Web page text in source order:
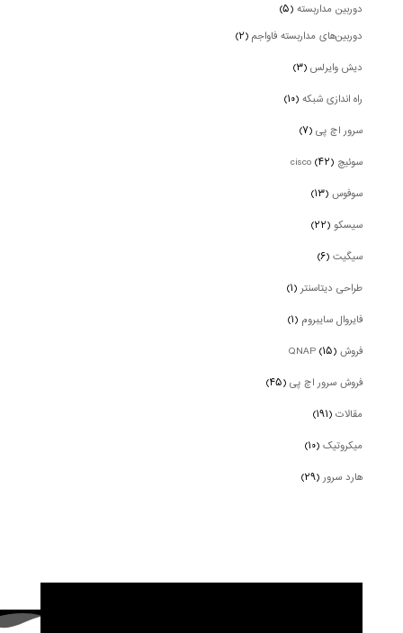
دوربین‌ مداربسته(۵)
دوربین‌های مداربسته فاواجم(۲)
دیش وایرلس(۳)
راه اندازی شبکه(۱۰)
سرور اچ پی(۷)
سوئیچ cisco (۴۲)
سوفوس(۱۳)
سیسکو(۲۲)
سیگیت(۶)
طراحی دیتاسنتر(۱)
فایروال سایبروم (۱)
فروش QNAP (۱۵)
فروش سرور اچ پی(۴۵)
مقالات(۱۹۱)
میکروتیک(۱۰)
هارد سرور(۲۹)